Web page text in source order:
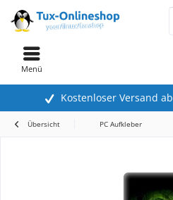
Kostenloser Versand
Menü
Übersicht PC Aufkleber